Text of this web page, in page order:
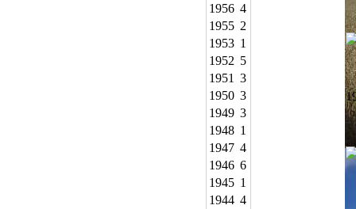
1956 4
1955 2
1953 1
1952 5
1951 3
1950 3
1949 3
1948 1
1947 4
1946 6
1945 1
1944 4